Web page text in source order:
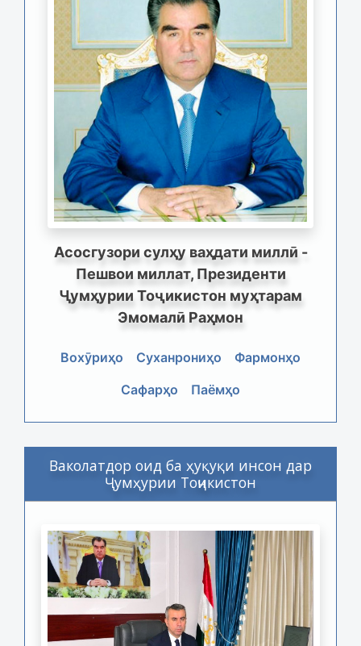
Асосгузори сулҳу ваҳдати миллӣ -
Пешвои миллат, Президенти
Ҷумҳурии Тоҷикистон муҳтарам
Эмомалӣ Раҳмон
Вохӯриҳо Суханрониҳо
Фармонҳо
Сафарҳо
Паёмҳо
Ваколатдор оид ба ҳуқуқи инсон дар
Ҷумҳурии Тоҷикистон